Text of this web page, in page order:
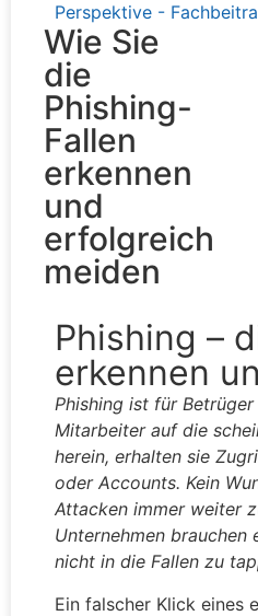
Perspektive -
Wie Sie
die
Phishing-
Fallen
erkennen
und
erfolgreich
meiden
Phishing –
erkennen
Phishing ist für
Mitarbeiter auf die
herein, erhalten sie
oder Accounts. Kein
Attacken immer weiter
Unternehmen brauchen
nicht in die Fallen zu
Ein falscher Klick eines